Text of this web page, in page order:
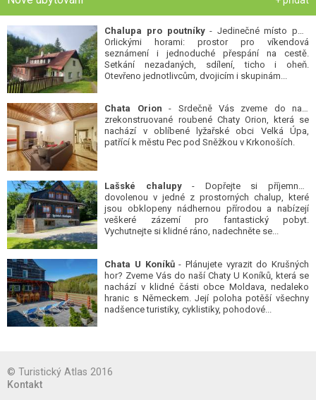
Chalupa pro poutníky- Jedinečné místo pod
Orlickými horami: prostor pro víkendová
seznámení i jednoduché přespání na cestě.
Setkání nezadaných, sdílení, ticho i oheň.
Otevřeno jednotlivcům, dvojicím i skupinám...
Chata Orion - Srdečně Vás zveme do naší
zrekonstruované roubené Chaty Orion, která se
nachází v oblíbené lyžařské obci Velká Úpa,
patřící k městu Pec pod Sněžkou v Krkonoších.
Lašské chalupy- Dopřejte si příjemnou
dovolenou v jedné z prostorných chalup, které
jsou obklopeny nádhernou přírodou a nabízejí
veškeré zázemí pro fantastický pobyt.
Vychutnejte si klidné ráno, nadechněte se...
Chata U Koníků- Plánujete vyrazit do Krušných
hor? Zveme Vás do naší Chaty U Koníků, která se
nachází v klidné části obce Moldava, nedaleko
hranic s Německem. Její poloha potěší všechny
nadšence turistiky, cyklistiky, pohodové...
© Turistický Atlas 2016
Kontakt